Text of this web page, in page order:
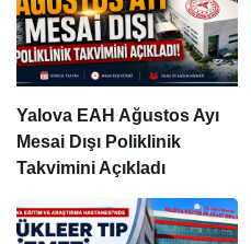
Yalova EAH Ağustos Ayı
Mesai Dışı Poliklinik
Takvimini Açıkladı